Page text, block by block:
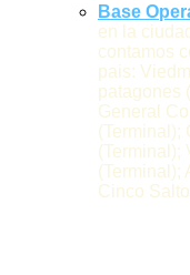
Base
en la
contamos
pais:
patagones
General
(Terminal);
(Terminal);
(Terminal);
Cinco